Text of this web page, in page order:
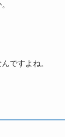
ですよね。